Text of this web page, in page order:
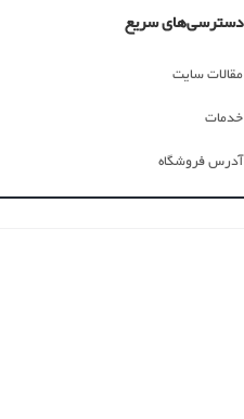
دسترسی‌های سریع
مقالات سایت
خدمات
آدرس فروشگاه